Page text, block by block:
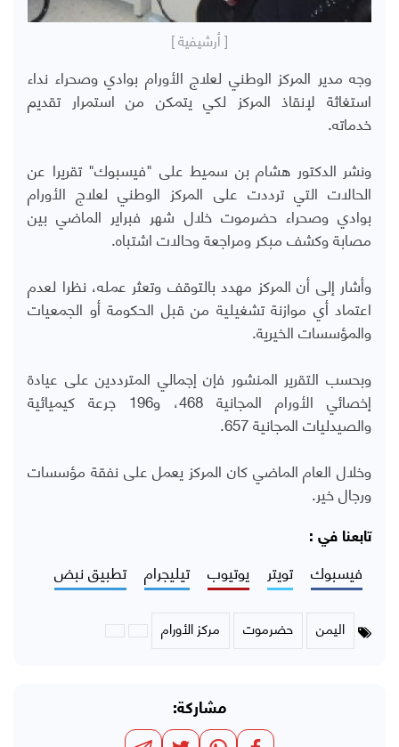
[ أرشيفية ]
وجه مدير المركز الوطني لعلاج الأورام بوادي وصحراء نداء
استغاثة لإنقاذ المركز لكي يتمكن من استمرار تقديم
خدماته.
ونشر الدكتور هشام بن سميط على "فيسبوك" تقريرا عن
الحالات التي ترددت على المركز الوطني لعلاج الأورام
بوادي وصحراء حضرموت خلال شهر فبراير الماضي بين
مصابة وكشف مبكر ومراجعة وحالات اشتباه.
وأشار إلى أن المركز مهدد بالتوقف وتعثر عمله، نظرا لعدم
اعتماد أي موازنة تشغيلية من قبل الحكومة أو الجمعيات
والمؤسسات الخيرية.
وبحسب التقرير المنشور فإن إجمالي المترددين على عيادة
إخصائي الأورام المجانية 468، و196 جرعة كيميائية
والصيدليات المجانية 657.
وخلال العام الماضي كان المركز يعمل على نفقة مؤسسات
ورجال خير.
تابعنا في :
فيسبوك تويتر يوتيوب تيليجرام تطبيق نبض
اليمن حضرموت مركز الأورام
مشاركة: